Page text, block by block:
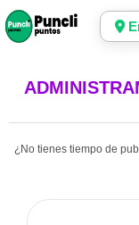
¿No tienes tiempo de